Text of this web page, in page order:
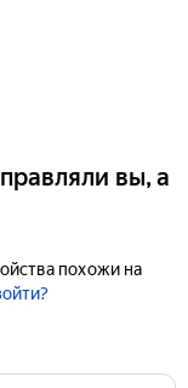
вы, а
похожи на